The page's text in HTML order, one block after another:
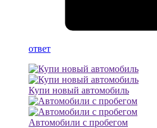
ответ
Купи новый автомобиль
Автомобили с пробегом